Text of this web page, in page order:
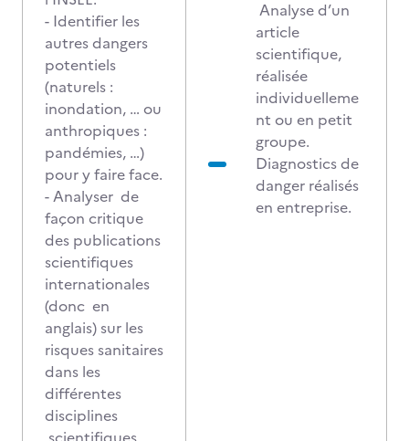
- Identifier les
autres dangers
potentiels
(naturels :
inondation, … ou
anthropiques :
pandémies, …)
pour y faire face.
- Analyser de
façon critique
des publications
scientifiques
internationales
(donc en
anglais) sur les
risques sanitaires
dans les
différentes
disciplines
Analyse d’un
article
scientifique,
réalisée
individuelleme
nt ou en petit
groupe.
Diagnostics de
danger réalisés
en entreprise.